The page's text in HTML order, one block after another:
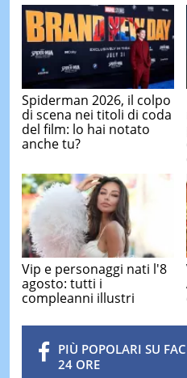
Spiderman 2026, il colpo
di scena nei titoli di coda
del film: lo hai notato
anche tu?
Vip e personaggi nati l'8
agosto: tutti i
compleanni illustri
PIÙ POPOLARI SU
24 ORE